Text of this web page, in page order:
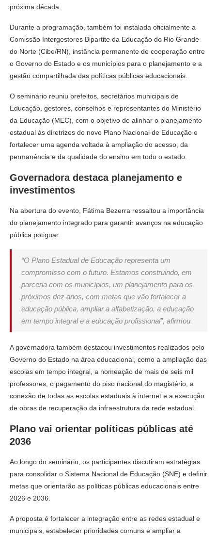
próxima década.
Durante a programação, também foi instalada oficialmente a
Comissão Intergestores Bipartite da Educação do Rio Grande
do Norte (Cibe/RN), instância permanente de cooperação entre
o Governo do Estado e os municípios para o planejamento e a
gestão compartilhada das políticas públicas educacionais.
O seminário reuniu prefeitos, secretários municipais de
Educação, gestores, conselhos e representantes do Ministério
da Educação (MEC), com o objetivo de alinhar o planejamento
estadual às diretrizes do novo Plano Nacional de Educação e
fortalecer uma agenda voltada à ampliação do acesso, da
permanência e da qualidade do ensino em todo o estado.
Governadora destaca planejamento e
investimentos
Na abertura do evento, Fátima Bezerra ressaltou a importância
do planejamento integrado para garantir avanços na educação
pública potiguar.
“O Plano Estadual de Educação representa um
compromisso com o futuro. Estamos construindo, em
parceria com os municípios, um planejamento para os
próximos dez anos, com metas que vão fortalecer a
educação pública, ampliar a alfabetização, a educação
em tempo integral e a educação profissional”, afirmou.
A governadora também destacou investimentos realizados pelo
Governo do Estado na área educacional, como a ampliação das
escolas em tempo integral, a nomeação de mais de seis mil
professores, o pagamento do piso nacional do magistério, a
conexão de todas as escolas estaduais à internet e a execução
de obras de recuperação da infraestrutura da rede estadual.
Plano vai orientar políticas públicas até
2036
Ao longo do seminário, os participantes discutiram estratégias
para consolidar o Sistema Nacional de Educação (SNE) e definir
metas que orientarão as políticas públicas educacionais entre
2026 e 2036.
A proposta é fortalecer a integração entre as redes estadual e
municipais, estabelecer prioridades comuns e ampliar a